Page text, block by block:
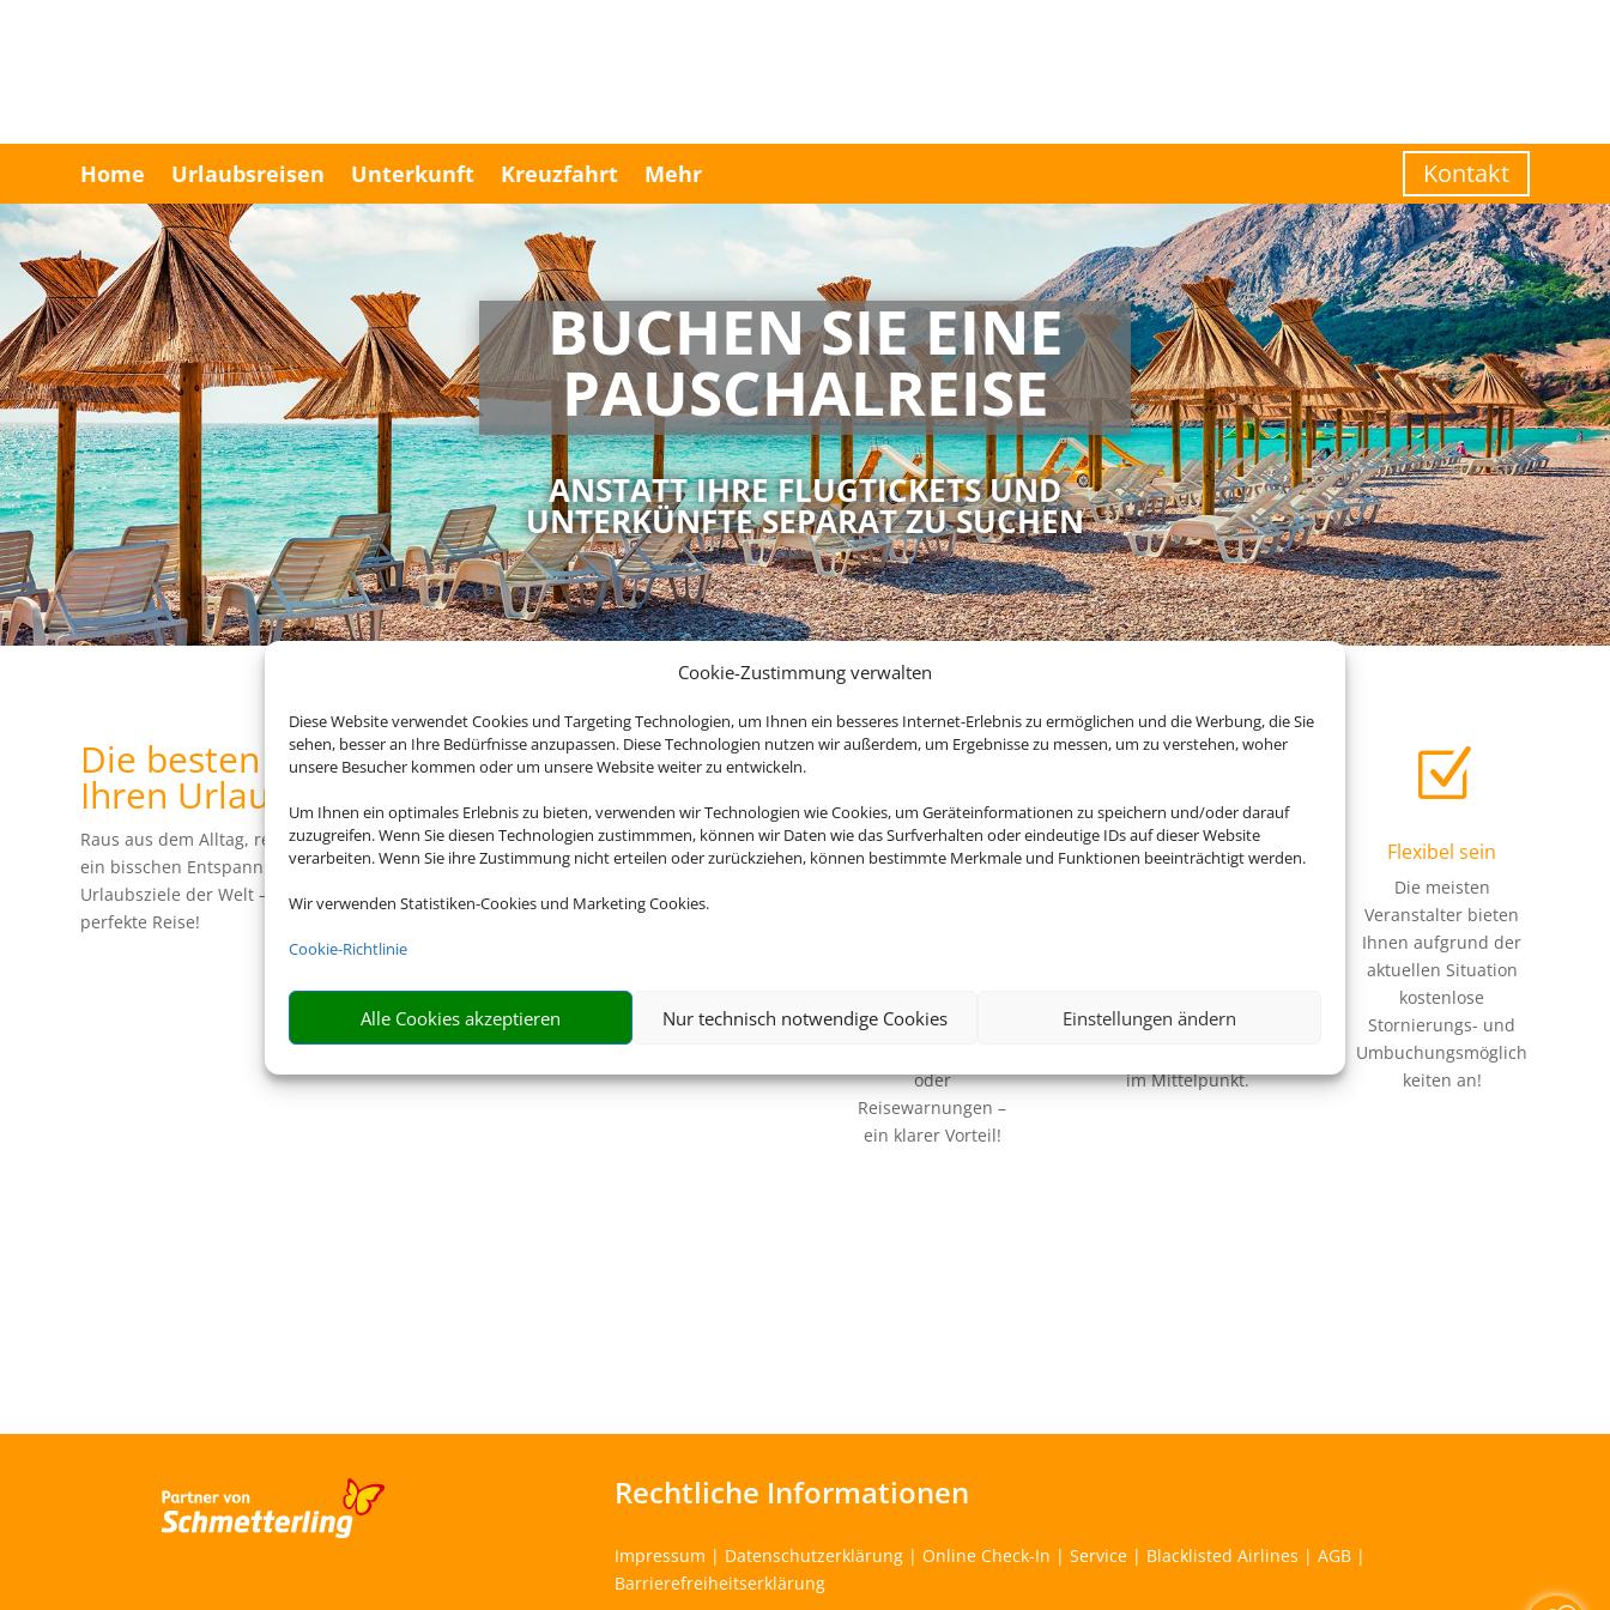
Cookie-Zustimmung verwalten
Diese Website verwendet Cookies und Targeting Technologien, um Ihnen ein besseres Internet-Erlebnis zu ermöglichen und die Werbung, die Sie
sehen, besser an Ihre Bedürfnisse anzupassen. Diese Technologien nutzen wir außerdem, um Ergebnisse zu messen, um zu verstehen, woher
unsere Besucher kommen oder um unsere Website weiter zu entwickeln.
Um Ihnen ein optimales Erlebnis zu bieten, verwenden wir Technologien wie Cookies, um Geräteinformationen zu speichern und/oder darauf
zuzugreifen. Wenn Sie diesen Technologien zustimmmen, können wir Daten wie das Surfverhalten oder eindeutige IDs auf dieser Website
verarbeiten. Wenn Sie ihre Zustimmung nicht erteilen oder zurückziehen, können bestimmte Merkmale und Funktionen beeinträchtigt werden.
Wir verwenden Statistiken-Cookies und Marketing Cookies.
Cookie-Richtlinie
Alle Cookies akzeptieren Nur technisch notwendige Cookies Einstellungen ändern
Home Urlaubsreisen Unterkunft Kreuzfahrt Mehr Kontakt
BUCHEN SIE EINE
PAUSCHAL­­REISE
ANSTATT IHRE FLUGTICKETS UND
UNTERKÜNFTE SEPARAT ZU SUCHEN
Die besten Pauschalreise-Angebote für
Ihren Urlaub
Raus aus dem Alltag, rein ins pure Urlaubsvergnügen: Sehnen Sie sich auch nach
ein bisschen Entspannung und Abwechslung? Wir bringen Sie an die schönsten
Urlaubsziele der Welt – und das zu einem attraktiven Preis. Buchen Sie jetzt Ihre
perfekte Reise!
Sicherheit
beispielsweise bei
oder
Reisewarnungen –
ein klarer Vorteil!
Beruhigt verreisen
vor Ort steht Ihr
im Mittelpunkt.
Z
Flexibel sein
Die meisten
Veranstalter bieten
Ihnen aufgrund der
aktuellen Situation
kostenlose
Stornierungs- und
Umbuchungsmöglich
keiten an!
Rechtliche Informationen
Impressum | Datenschutzerklärung| Online Check-In | Service| Blacklisted Airlines | AGB|
Barrierefreiheitserklärung